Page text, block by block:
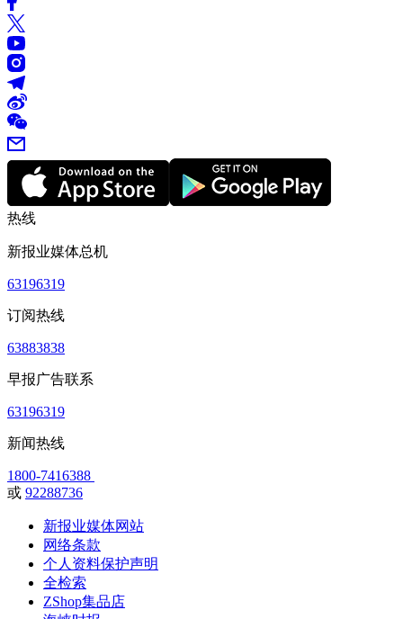
热线
新报业媒体总机
63196319
订阅热线
63883838
早报广告联系
63196319
新闻热线
1800-7416388
或 92288736
新报业媒体网站
网络条款
个人资料保护声明
全检索
ZShop集品店